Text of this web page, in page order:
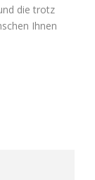
die trotz
Ihnen